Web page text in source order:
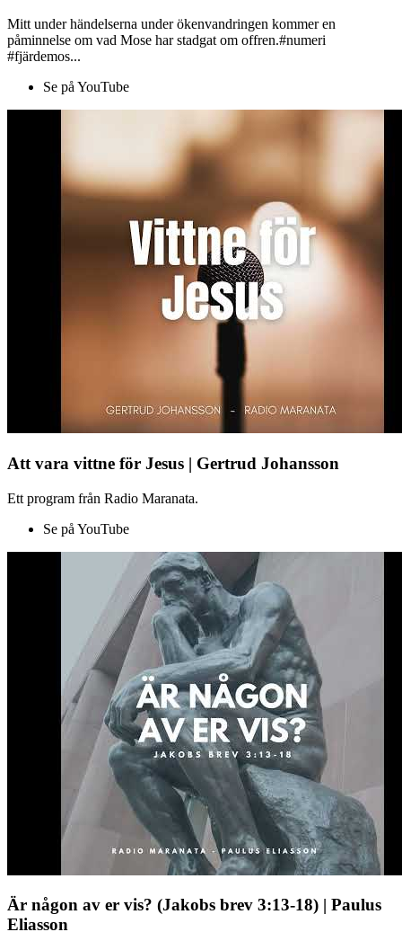
Mitt under händelserna under ökenvandringen kommer en
påminnelse om vad Mose har stadgat om offren.#numeri
#fjärdemos...
Se på YouTube
Att vara vittne för Jesus | Gertrud Johansson
Ett program från Radio Maranata.
Se på YouTube
Är någon av er vis? (Jakobs brev 3:13-18) | Paulus
Eliasson